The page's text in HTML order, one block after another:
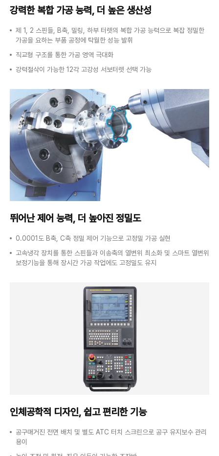
강력한 복합 가공 능력, 더 높은 생산성
제 1, 2 스핀들, B축, 밀링, 하부 터렛의 복합 가공 능력으로 복잡 정밀한
가공을 요하는 부품 공정에 탁월한 성능 발휘
직교형 구조를 통한 가공 영역 극대화
강력절삭이 가능한 12각 고강성 서보터렛 선택 가능
뛰어난 제어 능력, 더 높아진 정밀도
0.0001도 B축, C축 정밀 제어 기능으로 고정밀 가공 실현
고속냉각 장치를 통한 스핀들과 이송축의 열변위 최소화 및 스마트 열변위
보정기능을 통해 장시간 가공 작업에도 고정밀도 유지
인체공학적 디자인, 쉽고 편리한 기능
공구매거진 전면 배치 및 별도 ATC 터치 스크린으로 공구 유지보수 관리
용이